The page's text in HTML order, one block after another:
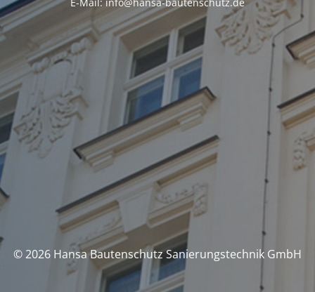
© 2026 Hansa Bautenschutz Sanierungstechnik GmbH